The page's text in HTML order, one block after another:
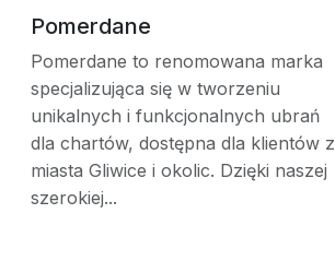
Pomerdane
Pomerdane to renomowana marka
specjalizująca się w tworzeniu
unikalnych i funkcjonalnych ubrań
dla chartów, dostępna dla klientów z
miasta Gliwice i okolic. Dzięki naszej
szerokiej...